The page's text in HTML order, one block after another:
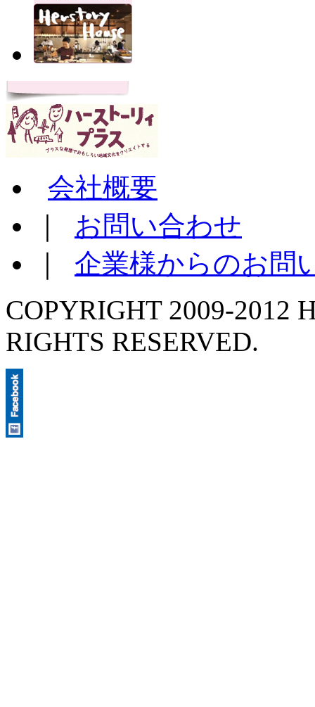
会社概要
お問い合わせ
企業様からのお問
COPYRIGHT 2009-2012
RIGHTS RESERVED.